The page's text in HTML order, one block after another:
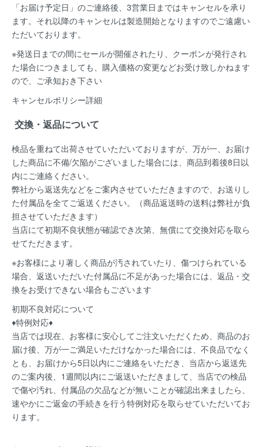
「お届け予定日」のご連絡後、 3営業日まではキャンセルを承り
ます。 それ以降のキャンセルは製造開始となりますのでご遠慮い
ただいております。
※発送日までの間にセールが開催されたり、クーポンが発行され
た場合につきましても、購入価格の変更などお受け致しかねます
ので、ご承知おき下さい
キャンセルポリシー詳細
交換・返品について
検品を重ねて出荷させていただいておりますが、万が一、お届け
した商品に不備/欠陥がございました場合には、 商品到着後8日以
内にご連絡ください。
弊社から返送先などをご案内させていただきますので、お送りし
た付属品を全てご返送ください。（商品返送時の送料は弊社が負
担させていただきます）
当店にて初期不良状態が確認でき次第、無償にて交換対応を取ら
せてただきます。
※お客様により著しく商品が汚されていたり、傷つけられている
場合、返送いただいた付属品に不足があった場合には、返品・交
換をお受けできない場合もございます
初期不良対応について
♦特例対応♦
当店では現在、お客様に安心してご注文いただくため、商品のお
届け後、万が一ご満足いただけなかった場合には、不良品でなく
とも、お届けから5日以内にご連絡をいただき、当店から返送先
のご案内後、1週間以内にご返送いただきまして、当店での検品
で傷や汚れ、付属品の欠品などが無いことが確認出来ましたら、
速やかにご返金の手続きを行う特例対応を取らせていただいてお
ります。